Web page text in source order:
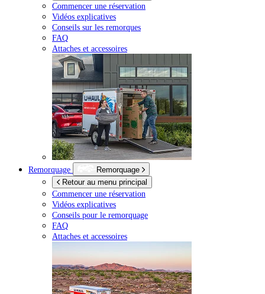
Commencer une réservation
Vidéos explicatives
Conseils sur les remorques
FAQ
Attaches et accessoires
Remorquage
Remorquage
Retour au menu principal
Commencer une réservation
Vidéos explicatives
Conseils pour le remorquage
FAQ
Attaches et accessoires